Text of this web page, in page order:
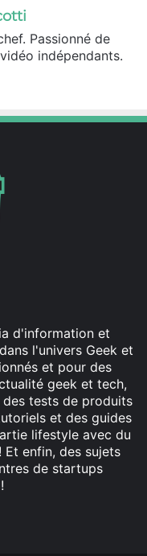
Passionné de
indépendants.
d'information et
l'univers Geek et
et pour des
geek et tech,
tests de produits
et des guides
lifestyle avec du
enfin, des sujets
de startups